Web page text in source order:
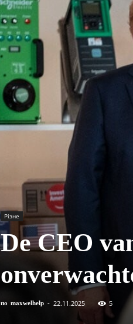
Різне
De CEO
по maxwelhelp - 22.11.2025 5